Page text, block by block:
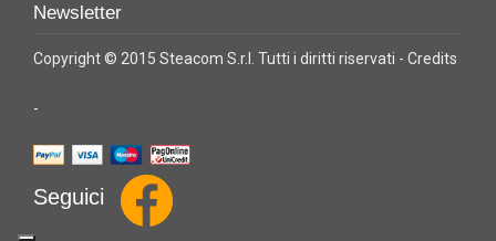
Newsletter
Copyright © 2015 Steacom S.r.l. Tutti i diritti riservati - Credits
-
Seguici